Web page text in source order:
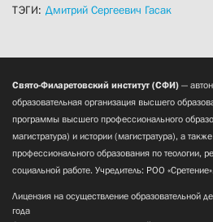
ТЭГИ: Дмитрий Сергеевич Гасак
Свято-Филаретовский институт (СФИ) —
образовательная организация высшего
программы высшего профессионального
магистратура) и истории (магистратура), а
профессионального образования по теологии,
социальной работе. Учредитель: РОО
Лицензия на осуществление образовательной
года